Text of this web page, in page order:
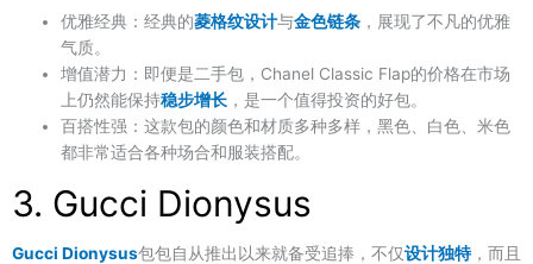
优雅经典 ：经典的菱格纹设计与金色链条 ，展现了不凡的优雅
气质。
增值潜力 ：即便是二手包，Chanel Classic Flap的价格在市场
上仍然能保持稳步增长 ，是一个值得投资的好包。
百搭性强 ：这款包的颜色和材质多种多样，黑色、白色、米色
都非常适合各种场合和服装搭配。
3. Gucci Dionysus
Gucci Dionysus包包自从推出以来就备受追捧，不仅设计独特，而且